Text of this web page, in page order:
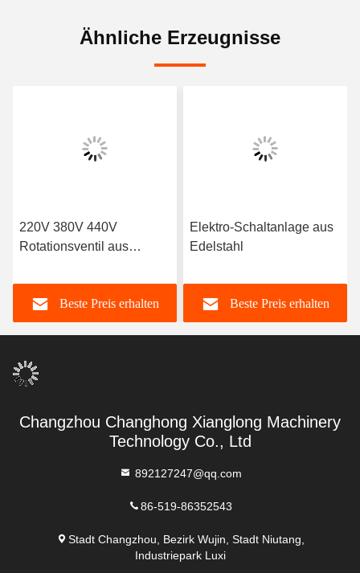
Ähnliche Erzeugnisse
220V 380V 440V
Rotationsventil aus
Beste Preis erhalten
Elektro-Schaltanlage aus
Edelstahl
Beste Preis erhalten
Changzhou Changhong Xianglong Machinery
Technology Co., Ltd
892127247@qq.com
86-519-86352543
Stadt Changzhou, Bezirk Wujin, Stadt Niutang,
Industriepark Luxi